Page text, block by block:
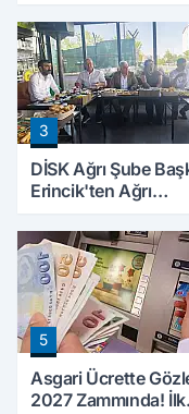
Borçları Aylıklardan
Tahsil Edilecek
3
DİSK Ağrı Şube
Erincik'ten Ağrı
5
Asgari Ücrette
2027 Zammında! İlk